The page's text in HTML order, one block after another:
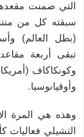
سبقته كل من
تبقى أربعة
وكونكاكاف
وأوقيانوسيا.
وهذه هي المرة
التشيلي